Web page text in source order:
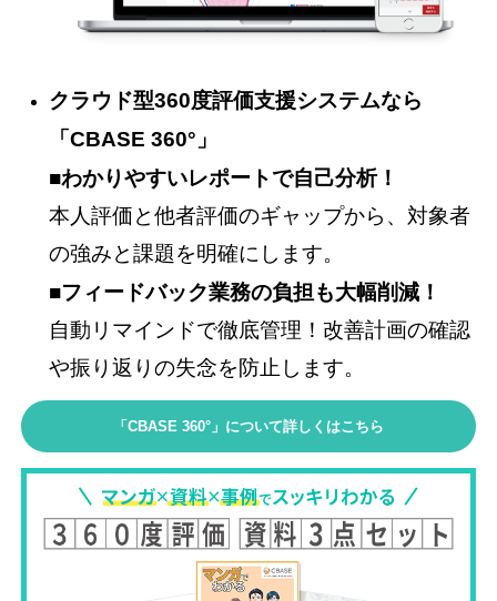
クラウド型360度評価支援システムなら
「CBASE 360°」
■わかりやすいレポートで自己分析！
本人評価と他者評価のギャップから、対象者
の強みと課題を明確にします。
■フィードバック業務の負担も大幅削減！
自動リマインドで徹底管理！改善計画の確認
や振り返りの失念を防止します。
「CBASE 360°」について詳しくはこちら